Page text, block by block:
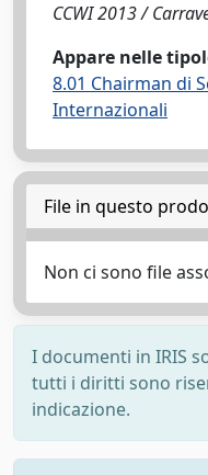
CCWI 2013 /
Appare nelle
8.01 Chairman di
Internazionali
File in questo
Non ci sono file
I documenti in IRIS
tutti i diritti sono
indicazione.